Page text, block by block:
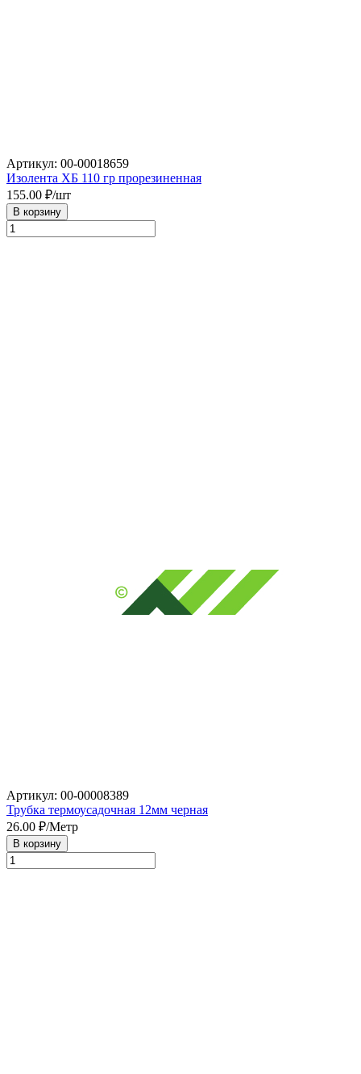
Артикул: 00-00018659
Изолента ХБ 110 гр прорезиненная
155.00 ₽/шт
В корзину
Артикул: 00-00008389
Трубка термоусадочная 12мм черная
26.00 ₽/Метр
В корзину